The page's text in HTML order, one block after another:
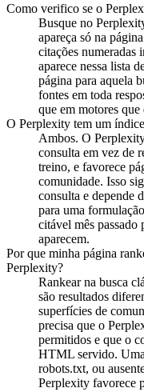
Como verifico se o
Busque no
apareça só na
citações numeradas
aparece nessa lista
página para aquela
fontes em toda
que em motores que
O Perplexity tem um
Ambos. O
consulta em vez de
treino, e favorece
comunidade. Isso
consulta e depende
para uma
citável mês passado
aparecem.
Por que minha página
Perplexity?
Rankear na busca
são resultados
superfícies de
precisa que o
permitidos e que o
HTML servido.
robots.txt, ou
Perplexity favorece